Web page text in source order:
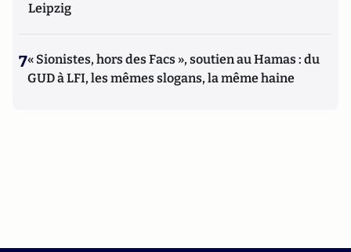
Leipzig
7« Sionistes, hors des Facs », soutien au Hamas : du
GUD à LFI, les mêmes slogans, la même haine